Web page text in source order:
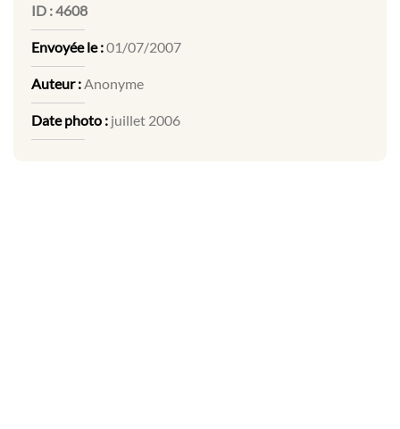
ID :4608
Envoyée le :01/07/2007
Auteur :Anonyme
Date photo : juillet 2006